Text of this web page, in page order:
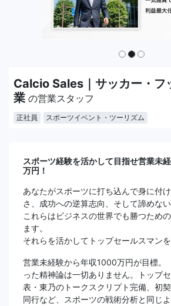
Calcio Sales｜サッカー・フ
業 の営業スタッフ
正社員 スポーツイベント・ツーリズム
スポーツ経験を活かして目指せ営業未
万円！
あなたがスポーツに打ち込んで身に付
さ、成功への逆算志向、そして諦めない
これらはビジネスの世界でも勝つため
ます。
それらを活かしてトップセールスマン
営業未経験から年収1000万円が目標。
った精神論は一切ありません。トップ
表・東乃のトークスクリプト完備、初
同行など、スポーツの戦術分析と同じ